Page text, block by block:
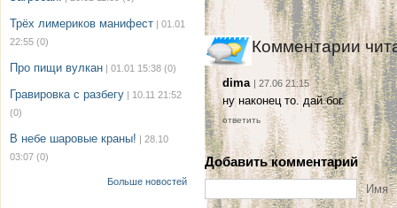
Трёх лимериков манифест | 01.01
22:55 (0)
Про пищи вулкан | 01.01 15:38 (0)
Гравировка с разбегу | 10.11 21:52
(0)
В небе шаровые краны! | 28.10
03:07 (0)
Больше новостей
Комментарии
dima | 27.06 21:15
ну наконец то. дай бог.
ответить
Добавить комментарий
Имя